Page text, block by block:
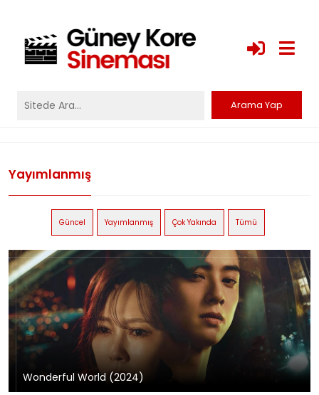
Yayımlanmış
Güncel Yayımlanmış Çok Yakında Tümü
Wonderful World (2024)